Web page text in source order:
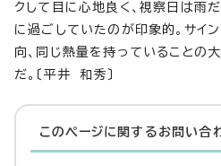
クして目に心地良く、視察日は雨
に過ごしていたのが印象的。サイ
向、同じ熱量を持っていることの
だ。〔平井 和秀〕
このページに関する お問い合